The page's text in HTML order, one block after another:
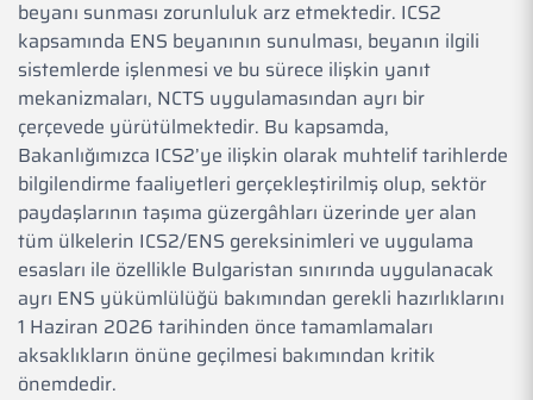
beyanı sunması zorunluluk arz etmektedir. ICS2
kapsamında ENS beyanının sunulması, beyanın ilgili
sistemlerde işlenmesi ve bu sürece ilişkin yanıt
mekanizmaları, NCTS uygulamasından ayrı bir
çerçevede yürütülmektedir. Bu kapsamda,
Bakanlığımızca ICS2’ye ilişkin olarak muhtelif tarihlerde
bilgilendirme faaliyetleri gerçekleştirilmiş olup, sektör
paydaşlarının taşıma güzergâhları üzerinde yer alan
tüm ülkelerin ICS2/ENS gereksinimleri ve uygulama
esasları ile özellikle Bulgaristan sınırında uygulanacak
ayrı ENS yükümlülüğü bakımından gerekli hazırlıklarını
1 Haziran 2026 tarihinden önce tamamlamaları
aksaklıkların önüne geçilmesi bakımından kritik
önemdedir.